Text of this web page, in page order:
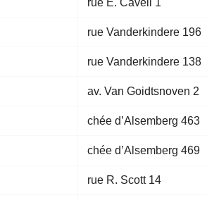
rue E. Cavell 1
rue Vanderkindere 196
rue Vanderkindere 138
av. Van Goidtsnoven 2
chée d’Alsemberg 463
chée d’Alsemberg 469
rue R. Scott 14